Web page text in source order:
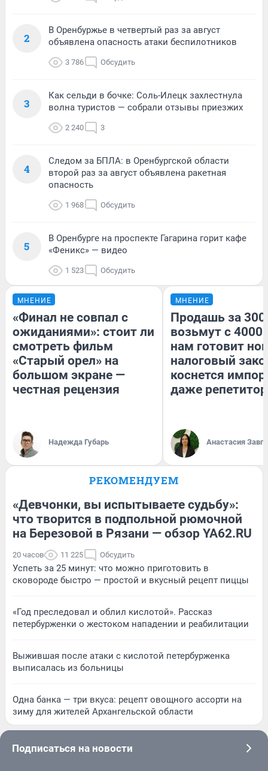
2
В Оренбуржье в четвертый раз за август
объявлена опасность атаки беспилотников
3 786 Обсудить
3
Как сельди в бочке: Соль-Илецк захлестнула
волна туристов — собрали отзывы приезжих
2 240 3
4
Следом за БПЛА: в Оренбургской области
второй раз за август объявлена ракетная
опасность
1 968 Обсудить
5
В Оренбурге на проспекте Гагарина горит кафе
«Феникс» — видео
1 523 Обсудить
МНЕНИЕ
«Финал не совпал с
ожиданиями»: стоит ли
смотреть фильм
«Старый орел» на
большом экране —
честная рецензия
Надежда Губарь
МНЕНИЕ
Продашь за
возьмут с
нам готовит
налоговый
коснется
даже
Анастасия
РЕКОМЕНДУЕМ
«Девчонки, вы испытываете судьбу»:
что творится в подпольной рюмочной
на Березовой в Рязани — обзор YA62.RU
20 часов 11 225 Обсудить
Успеть за 25 минут: что можно приготовить в
сковороде быстро — простой и вкусный рецепт пиццы
«Год преследовал и облил кислотой». Рассказ
петербурженки о жестоком нападении и реабилитации
Выжившая после атаки с кислотой петербурженка
выписалась из больницы
Одна банка — три вкуса: рецепт овощного ассорти на
зиму для жителей Архангельской области
Подписаться на новости